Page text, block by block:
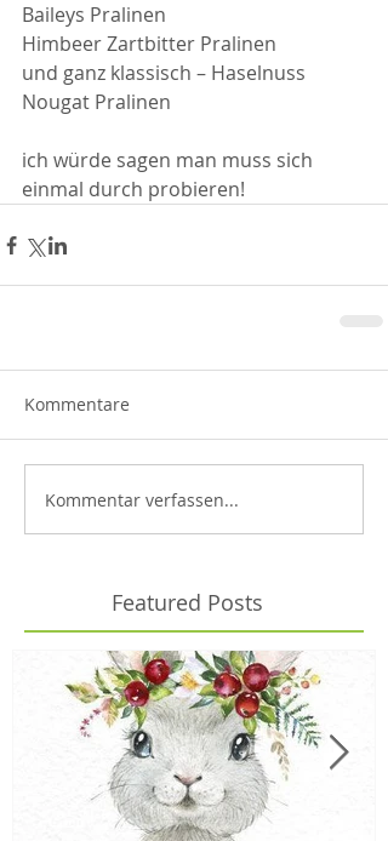
Baileys Pralinen
Himbeer Zartbitter Pralinen
und ganz klassisch – Haselnuss
Nougat Pralinen
ich würde sagen man muss sich
einmal durch probieren!
Kommentare
Kommentar verfassen...
Featured Posts